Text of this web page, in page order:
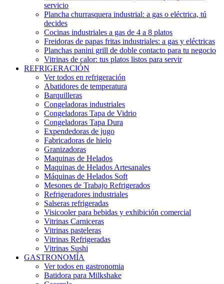
servicio
Plancha churrasquera industrial: a gas o eléctrica, tú
decides
Cocinas industriales a gas de 4 a 8 platos
Freidoras de papas fritas industriales: a gas y eléctricas
Planchas panini grill de doble contacto para tu negocio
Vitrinas de calor: tus platos listos para servir
REFRIGERACIÓN
Ver todos en refrigeración
Abatidores de temperatura
Barquilleras
Congeladoras industriales
Congeladoras Tapa de Vidrio
Congeladoras Tapa Dura
Expendedoras de jugo
Fabricadoras de hielo
Granizadoras
Maquinas de Helados
Maquinas de Helados Artesanales
Máquinas de Helados Soft
Mesones de Trabajo Refrigerados
Refrigeradores industriales
Salseras refrigeradas
Visicooler para bebidas y exhibición comercial
Vitrinas Carniceras
Vitrinas pasteleras
Vitrinas Refrigeradas
Vitrinas Sushi
GASTRONOMÍA
Ver todos en gastronomia
Batidora para Milkshake